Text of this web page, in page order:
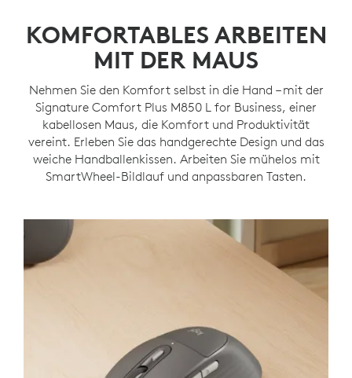
KOMFORTABLES ARBEITEN
MIT DER MAUS
Nehmen Sie den Komfort selbst in die Hand – mit der
Signature Comfort Plus M850 L for Business, einer
kabellosen Maus, die Komfort und Produktivität
vereint. Erleben Sie das handgerechte Design und das
weiche Handballenkissen. Arbeiten Sie mühelos mit
SmartWheel-Bildlauf und anpassbaren Tasten.